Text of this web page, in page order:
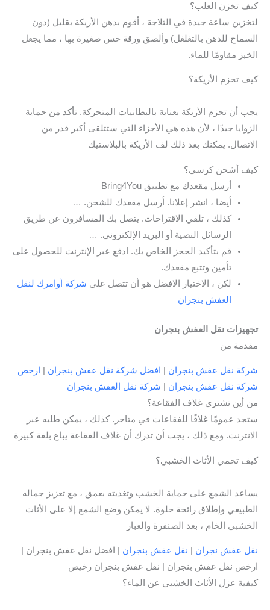
كيف تخزن العلب؟
لتخزين ساعة جيدة في الثلاجة ، أقوم بدهن الأريكة بقليل (دون
السماح للدهن بالتغلغل) وألصق ورقة خس صغيرة بها ، مما يجعل
الخبز مقاومًا للماء.
كيف تحزم الأريكة؟
يجب أن تحزم الأريكة بعناية بالبطانيات المتحركة. تأكد من حماية
الزوايا جيدًا ، لأن هذه هي الأجزاء التي ستتلقى أكبر قدر من
الاتصال. يمكنك بعد ذلك لف الأريكة بالبلاستيك
كيف أشحن كرسي؟
أرسل مقعدك مع تطبيق Bring4You
أيضا ، انشر إعلانا. أرسل مقعدك للشحن. …
كذلك ، تلقي الاقتراحات. يتصل بك المسافرون عن طريق
الرسائل النصية أو البريد الإلكتروني. …
قم بتأكيد الحجز الخاص بك. ادفع عبر الإنترنت للحصول على
تأمين وتتبع مقعدك.
لكن ، الاختيار الافضل هو أن تتصل على شركة أوامرك لنقل
العفش بنجران
تجهيزات نقل العفش بنجران
مقدمة من
شركة نقل عفش بنجران افضل شركة نقل عفش بنجران
ارخص
شركة نقل عفش بنجران
شركة نقل العفش بنجران
من أين تشتري غلاف الفقاعة؟
ستجد عمومًا غلافًا للفقاعات في متاجر. كذلك ، يمكن طلبه عبر
الانترنت. ومع ذلك ، يجب أن تدرك أن غلاف الفقاعة يباع بلفة كبيرة
كيف تحمي الأثاث الخشبي؟
يساعد الشمع على حماية الخشب وتغذيته بعمق ، مع تعزيز جماله
الطبيعي وإطلاق رائحة حلوة. لا يمكن وضع الشمع إلا على الأثاث
الخشبي الخام ، بعد الصنفرة والغبار
نقل عفش نجران نقل عفش بنجران | افضل نقل عفش بنجران |
ارخص نقل عفش بنجران | نقل عفش بنجران رخيص
كيفية عزل الأثاث الخشبي عن الماء؟